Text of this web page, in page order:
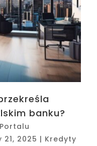
banku?
21, 2025 | Kredyty